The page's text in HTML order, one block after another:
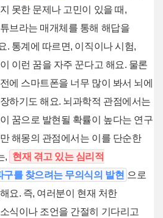
못한 문제나 고민이 있을 때,
브라는 매개체를 통해 해답을
. 통계에 따르면, 이직이나 시험,
이런 꿈을 자주 꾼다고 해요. 물론
에 스마트폰을 너무 많이 봐서 뇌에
하기도 해요. 뇌과학적 관점에서는
꿈으로 발현될 확률이 높다는 연구
해몽의 관점에서는 이를 단순한
, 현재 겪고 있는 심리적
구를 찾으려는 무의식의 발현 으로
요. 즉, 여러분이 현재 처한
식이나 조언을 간절히 기다리고